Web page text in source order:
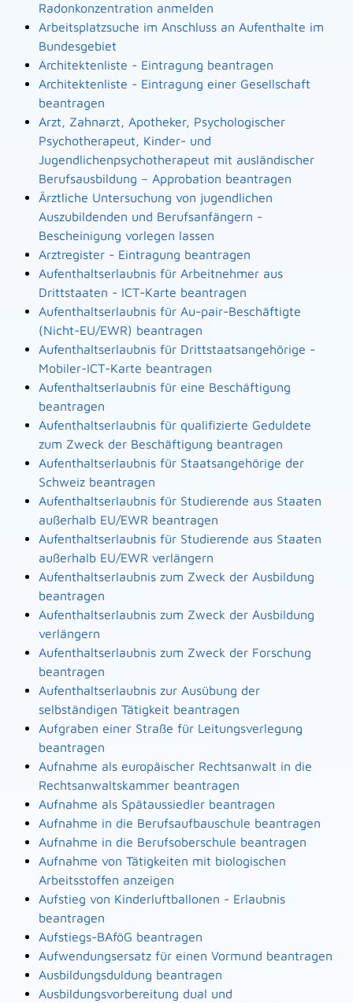
Radonkonzentration anmelden
Arbeitsplatzsuche im Anschluss an Aufenthalte im
Bundesgebiet
Architektenliste - Eintragung beantragen
Architektenliste - Eintragung einer Gesellschaft
beantragen
Arzt, Zahnarzt, Apotheker, Psychologischer
Psychotherapeut, Kinder- und
Jugendlichenpsychotherapeut mit ausländischer
Berufsausbildung – Approbation beantragen
Ärztliche Untersuchung von jugendlichen
Auszubildenden und Berufsanfängern -
Bescheinigung vorlegen lassen
Arztregister - Eintragung beantragen
Aufenthaltserlaubnis für Arbeitnehmer aus
Drittstaaten - ICT-Karte beantragen
Aufenthaltserlaubnis für Au-pair-Beschäftigte
(Nicht-EU/EWR) beantragen
Aufenthaltserlaubnis für Drittstaatsangehörige -
Mobiler-ICT-Karte beantragen
Aufenthaltserlaubnis für eine Beschäftigung
beantragen
Aufenthaltserlaubnis für qualifizierte Geduldete
zum Zweck der Beschäftigung beantragen
Aufenthaltserlaubnis für Staatsangehörige der
Schweiz beantragen
Aufenthaltserlaubnis für Studierende aus Staaten
außerhalb EU/EWR beantragen
Aufenthaltserlaubnis für Studierende aus Staaten
außerhalb EU/EWR verlängern
Aufenthaltserlaubnis zum Zweck der Ausbildung
beantragen
Aufenthaltserlaubnis zum Zweck der Ausbildung
verlängern
Aufenthaltserlaubnis zum Zweck der Forschung
beantragen
Aufenthaltserlaubnis zur Ausübung der
selbständigen Tätigkeit beantragen
Aufgraben einer Straße für Leitungsverlegung
beantragen
Aufnahme als europäischer Rechtsanwalt in die
Rechtsanwaltskammer beantragen
Aufnahme als Spätaussiedler beantragen
Aufnahme in die Berufsaufbauschule beantragen
Aufnahme in die Berufsoberschule beantragen
Aufnahme von Tätigkeiten mit biologischen
Arbeitsstoffen anzeigen
Aufstieg von Kinderluftballonen - Erlaubnis
beantragen
Aufstiegs-BAföG beantragen
Aufwendungsersatz für einen Vormund beantragen
Ausbildungsduldung beantragen
Ausbildungsvorbereitung dual und